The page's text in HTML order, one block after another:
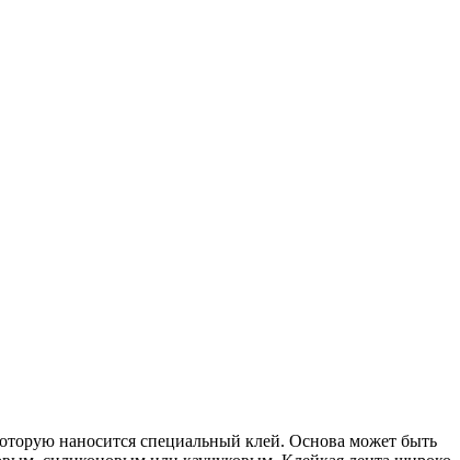
наносится специальный клей. Основа может быть